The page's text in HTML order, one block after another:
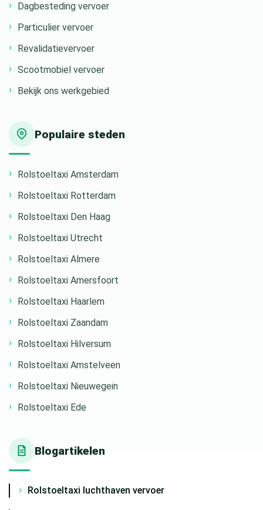
Dagbesteding vervoer
Particulier vervoer
Revalidatievervoer
Scootmobiel vervoer
Bekijk ons werkgebied
Populaire steden
Rolstoeltaxi Amsterdam
Rolstoeltaxi Rotterdam
Rolstoeltaxi Den Haag
Rolstoeltaxi Utrecht
Rolstoeltaxi Almere
Rolstoeltaxi Amersfoort
Rolstoeltaxi Haarlem
Rolstoeltaxi Zaandam
Rolstoeltaxi Hilversum
Rolstoeltaxi Amstelveen
Rolstoeltaxi Nieuwegein
Rolstoeltaxi Ede
Blogartikelen
Rolstoeltaxi luchthaven vervoer